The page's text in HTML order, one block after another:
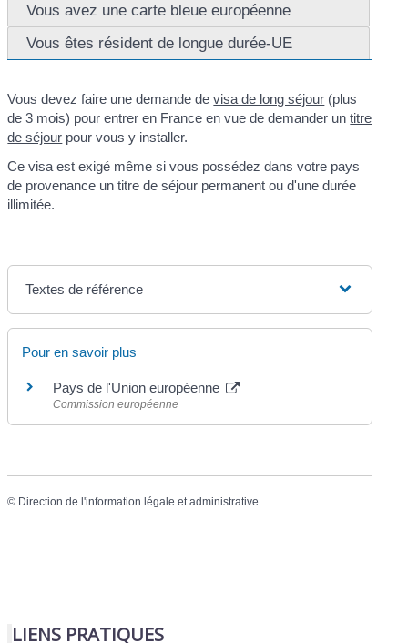
Vous avez une carte bleue européenne
Vous êtes résident de longue durée-UE
Vous devez faire une demande devisa de long séjour (plus
de 3 mois) pour entrer en France en vue de demander untitre
de séjour pour vous y installer.
Ce visa est exigé même si vous possédez dans votre pays
de provenance un titre de séjour permanent ou d'une durée
illimitée.
Textes de référence
Pour en savoir plus
Pays de l'Union européenne
Commission européenne
© Direction de l'information légale et administrative
LIENS PRATIQUES